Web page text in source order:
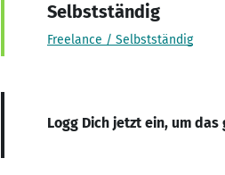
Selbstständig
Freelance / Selbstständig
Logg Dich jetzt ein, um